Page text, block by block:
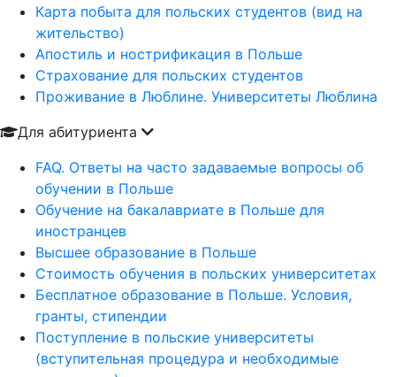
Карта побыта для польских студентов (вид на
жительство)
Апостиль и нострификация в Польше
Страхование для польских студентов
Проживание в Люблине. Университеты Люблина
Для абитуриента
FAQ. Ответы на часто задаваемые вопросы об
обучении в Польше
Обучение на бакалавриате в Польше для
иностранцев
Высшее образование в Польше
Стоимость обучения в польских университетах
Бесплатное образование в Польше. Условия,
гранты, стипендии
Поступление в польские университеты
(вступительная процедура и необходимые